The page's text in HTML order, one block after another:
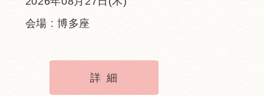
会場 : 博多座
詳細